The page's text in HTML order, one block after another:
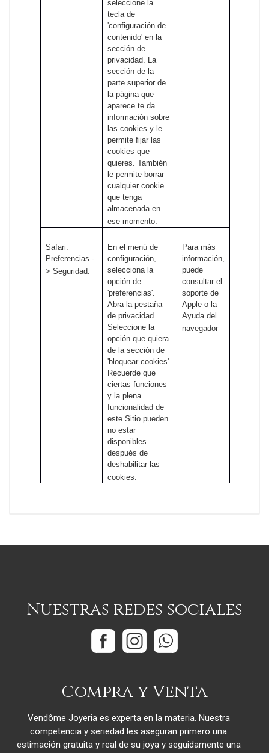
seleccione la
tecla de
'configuración de
contenido' en la
sección de
privacidad. La
sección de la
parte superior de
la página que
aparece te da
información sobre
las cookies y le
permite fijar las
cookies que
quieres. También
le permite borrar
cualquier cookie
que tenga
almacenada en
ese momento.
Safari:
Preferencias -
> Seguridad.
En el menú de
configuración,
selecciona la
opción de
'preferencias'.
Abra la pestaña
de privacidad.
Seleccione la
opción que quiera
de la sección de
'bloquear cookies'.
Recuerde que
ciertas funciones
y la plena
funcionalidad de
este Sitio pueden
no estar
disponibles
después de
deshabilitar las
cookies.
Para más
información,
puede
consultar el
soporte de
Apple o la
Ayuda del
navegador
Nuestras redes sociales
Compra y Venta
Vendôme Joyeria es experta en la materia. Nuestra
competencia y seriedad les aseguran primero una
estimación gratuita y real de su joya y seguidamente una